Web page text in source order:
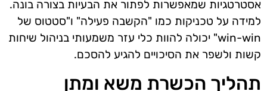
אסטרטגיות שמאפשרות לפתור את הבעיות בצורה בונה.
למידה על טכניקות כמו "הקשבה פעילה" ו"סטטוס של
win-win" יכולה להוות כלי עזר משמעותי בניהול שיחות
קשות ולשפר את הסיכויים להגיע להסכם.
תהליך הכשרת משא ומתן